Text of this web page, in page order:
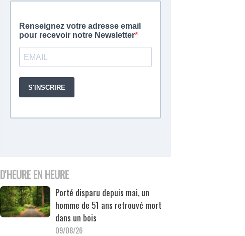
D'HEURE EN HEURE
Porté disparu depuis mai, un
homme de 51 ans retrouvé mort
dans un bois
09/08/26